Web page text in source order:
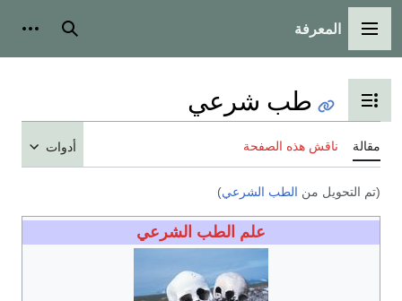
القائمة الرئيسية
المعرفة بحث
تبديل عرض جدول المحتويات
طب شرعي
مقالة ناقش هذه الصفحة أدوات
(تم التحويل من الطب الشرعي)
علم الطب الشرعي